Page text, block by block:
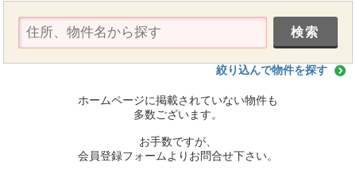
絞り込んで物件を探す
ホームページに掲載されていない物件も
多数ございます。
お手数ですが、
会員登録フォームよりお問合せ下さい。